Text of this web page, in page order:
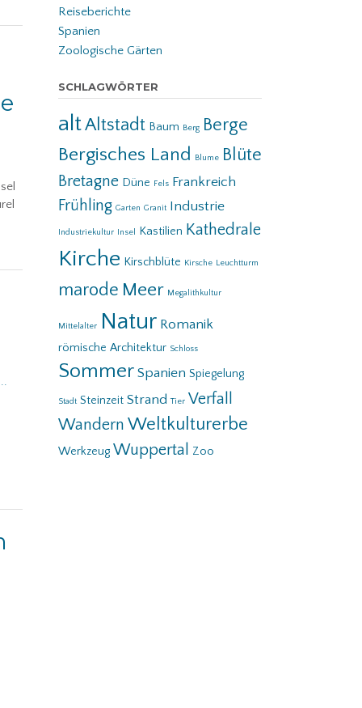
Reiseberichte
Spanien
Zoologische Gärten
SCHLAGWÖRTER
altAltstadt Baum Berg Berge
Bergisches Land Blume Blüte
Bretagne Düne Fels Frankreich
Frühling Garten Granit Industrie
Industriekultur Insel Kastilien Kathedrale
Kirche Kirschblüte Kirsche Leuchtturm
marode Meer Megalithkultur
Mittelalter Natur Romanik
römische Architektur Schloss
Sommer Spanien Spiegelung
Stadt Steinzeit Strand Tier Verfall
Wandern Weltkulturerbe
Werkzeug Wuppertal Zoo